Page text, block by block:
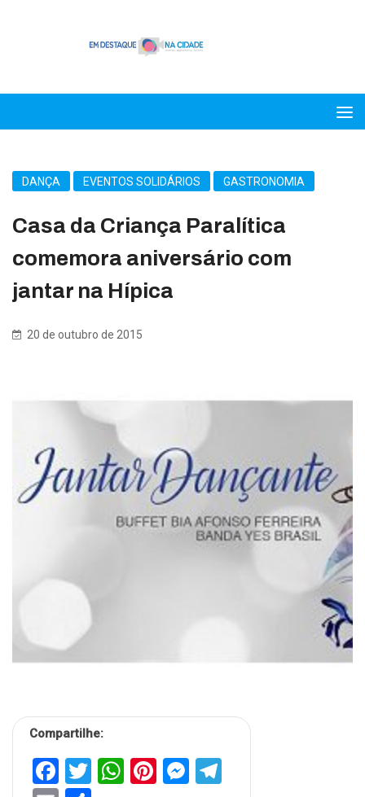
DANÇA EVENTOS SOLIDÁRIOS GASTRONOMIA
Casa da Criança Paralítica
comemora aniversário com
jantar na Hípica
20 de outubro de 2015
Compartilhe:
Facebook
Twitter
WhatsApp
Pinterest
Messenger